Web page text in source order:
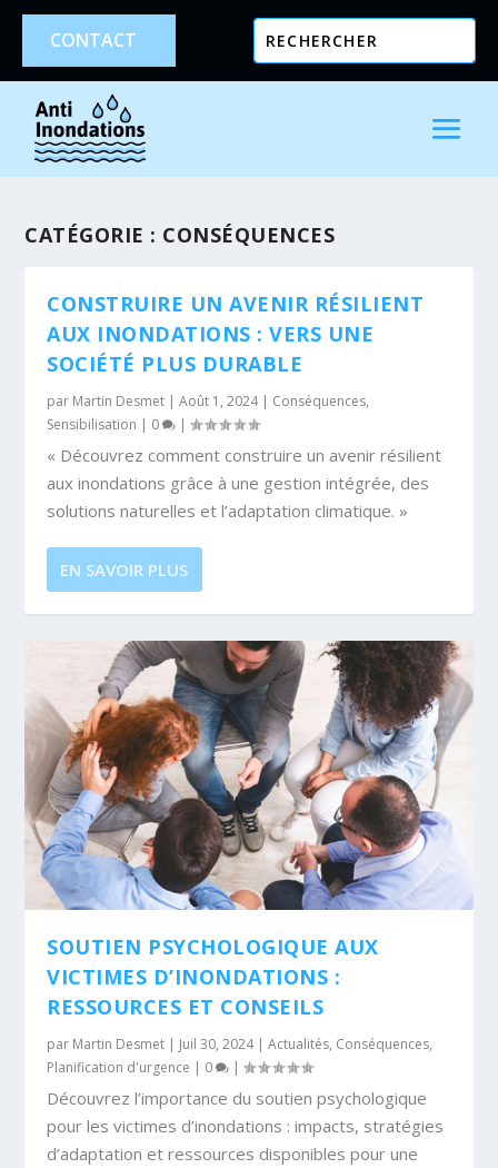
CONTACT
CATÉGORIE : CONSÉQUENCES
CONSTRUIRE UN AVENIR RÉSILIENT
AUX INONDATIONS : VERS UNE
SOCIÉTÉ PLUS DURABLE
par Martin Desmet |Août 1, 2024| Conséquences,
Sensibilisation | 0 |
« Découvrez comment construire un avenir résilient
aux inondations grâce à une gestion intégrée, des
solutions naturelles et l’adaptation climatique. »
EN SAVOIR PLUS
SOUTIEN PSYCHOLOGIQUE AUX
VICTIMES D’INONDATIONS :
RESSOURCES ET CONSEILS
par Martin Desmet | Juil 30, 2024|Actualités, Conséquences,
Planification d'urgence | 0 |
Découvrez l’importance du soutien psychologique
pour les victimes d’inondations : impacts, stratégies
d’adaptation et ressources disponibles pour une